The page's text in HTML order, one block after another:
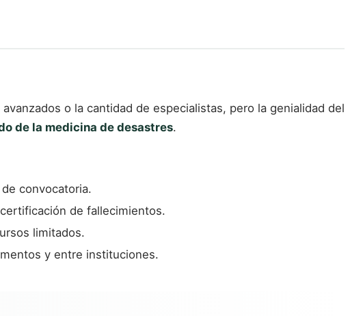
o la cantidad de especialistas, pero la genialidad del
de la medicina de desastres.
convocatoria.
de fallecimientos.
limitados.
y entre instituciones.